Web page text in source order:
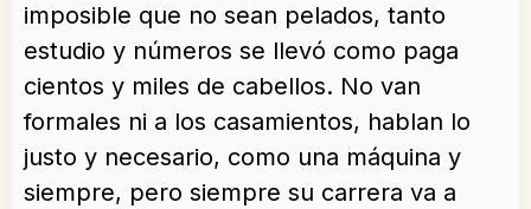
imposible que no sean pelados, tanto
estudio y números se llevó como paga
cientos y miles de cabellos. No van
formales ni a los casamientos, hablan lo
justo y necesario, como una máquina y
siempre, pero siempre su carrera va a